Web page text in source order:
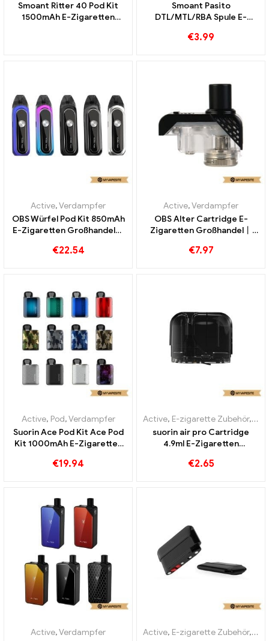
Smoant Ritter 40 Pod Kit
1500mAh E-Zigaretten
Smoant Pasito
DTL/MTL/RBA Spule E-
Custom
€3.99
Active,Verdampfer
OBS Würfel Pod Kit 850mAh
E-Zigaretten Großhandel丨
€22.54
Active,Verdampfer
OBS Alter Cartridge E-
Zigaretten Großhandel丨
€7.97
Active, Pod,Verdampfer
Suorin Ace Pod Kit Ace Pod
Kit 1000mAh E-Zigaretten
€19.94
Active, E-zigarette Zubehör,
suorin air pro Cartridge
4.9ml E-Zigaretten
€2.65
Active,Verdampfer
Active, E-zigarette Zubehör,